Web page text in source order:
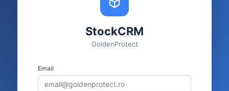
StockCRM
GoldenProtect
Email